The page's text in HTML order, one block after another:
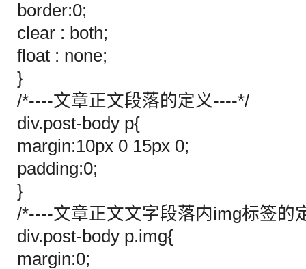
border:0;
clear : both;
float : none;
}
/*----文章正文段落的定义----*/
div.post-body p{
margin:10px 0 15px 0;
padding:0;
}
/*----文章正文文字段落内img标签的
div.post-body p.img{
margin:0;